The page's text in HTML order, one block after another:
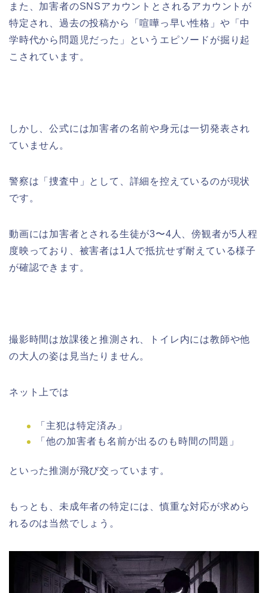
また、加害者のSNSアカウントとされるアカウントが
特定され、過去の投稿から「喧嘩っ早い性格」や「中
学時代から問題児だった」というエピソードが掘り起
こされています。
しかし、公式には加害者の名前や身元は一切発表され
ていません。
警察は「捜査中」として、詳細を控えているのが現状
です。
動画には加害者とされる生徒が3〜4人、傍観者が5人程
度映っており、被害者は1人で抵抗せず耐えている様子
が確認できます。
撮影時間は放課後と推測され、トイレ内には教師や他
の大人の姿は見当たりません。
ネット上では
「主犯は特定済み」
「他の加害者も名前が出るのも時間の問題」
といった推測が飛び交っています。
もっとも、未成年者の特定には、慎重な対応が求めら
れるのは当然でしょう。